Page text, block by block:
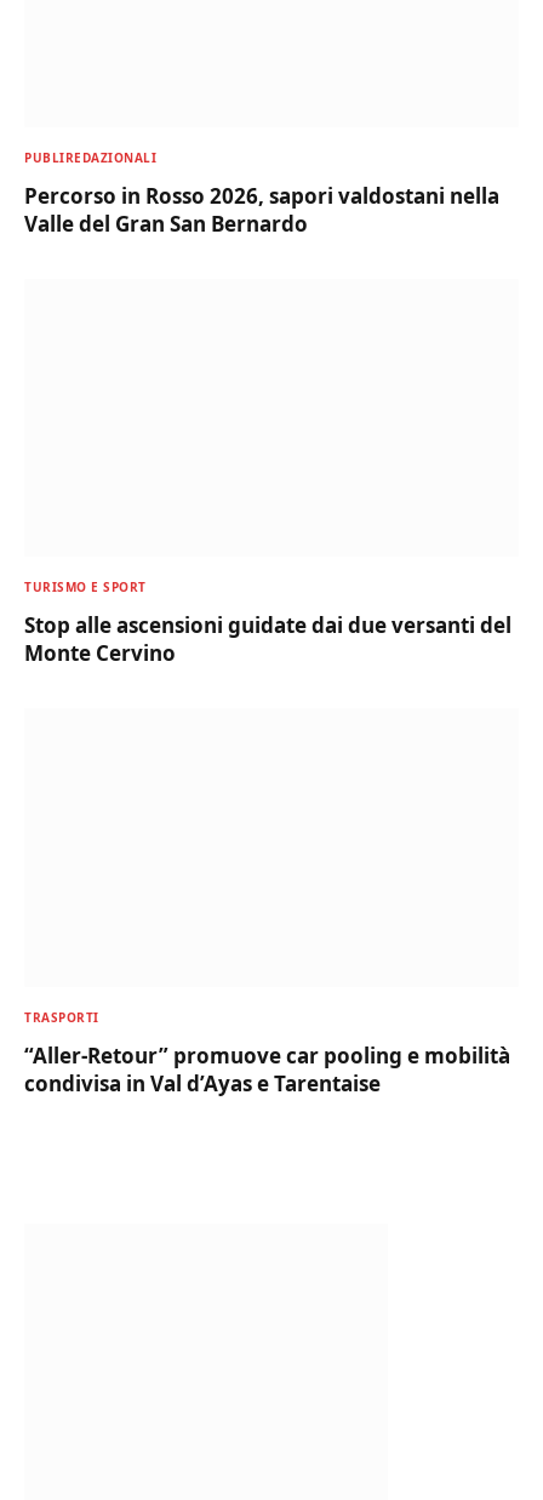
PUBLIREDAZIONALI
Percorso in Rosso 2026, sapori valdostani nella
Valle del Gran San Bernardo
TURISMO E SPORT
Stop alle ascensioni guidate dai due versanti del
Monte Cervino
TRASPORTI
“Aller-Retour” promuove car pooling e mobilità
condivisa in Val d’Ayas e Tarentaise